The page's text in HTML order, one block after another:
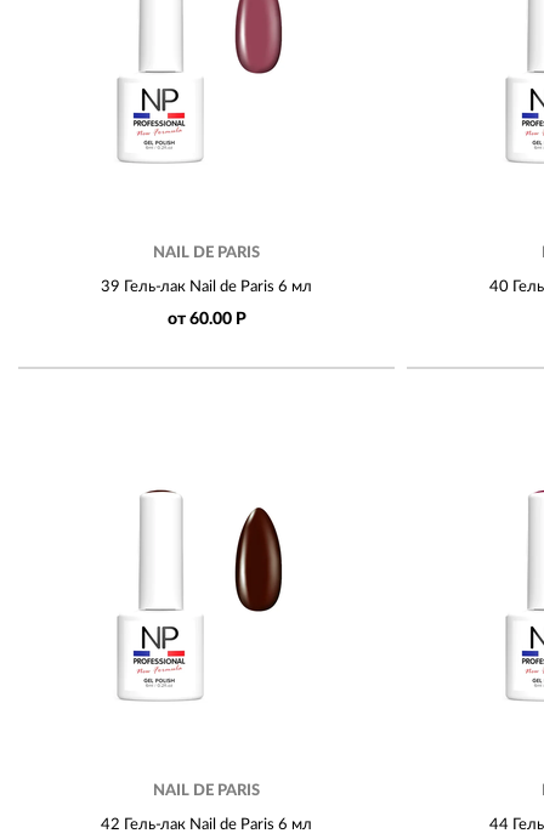
NAIL DE PARIS
39 Гель-лак Nail de Paris 6 мл
от 60.00 Р
40
NAIL DE PARIS
42 Гель-лак Nail de Paris 6 мл 44